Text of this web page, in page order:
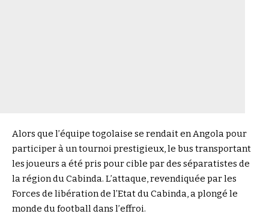
Alors que l’équipe togolaise se rendait en Angola pour
participer à un tournoi prestigieux, le bus transportant
les joueurs a été pris pour cible par des séparatistes de
la région du Cabinda. L’attaque, revendiquée par les
Forces de libération de l’Etat du Cabinda, a plongé le
monde du football dans l’effroi.